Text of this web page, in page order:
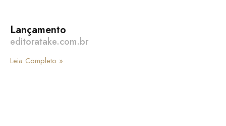
Lançamento
editoratake.com.br
Leia Completo »